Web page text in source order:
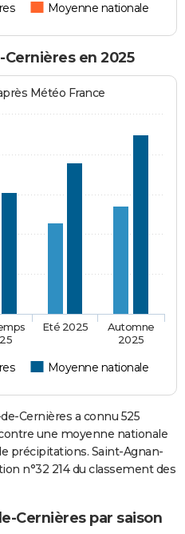
Moyenne nationale
en 2025
Météo France
Moyenne nationale
Eté 2025
Automne
2025
Cernières a connu 525
une moyenne nationale
précipitations. Saint-Agnan-
n°32 214 du classement des
Cernières par saison